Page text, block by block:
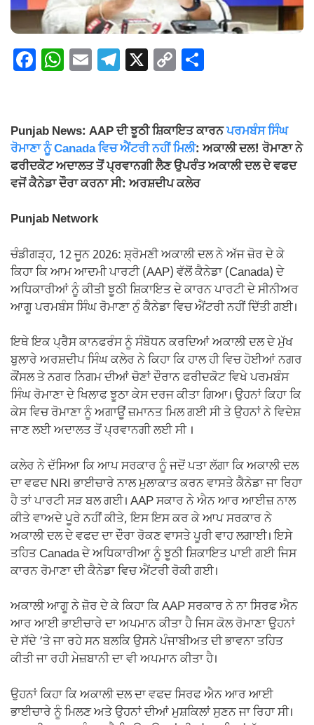
F
e
b
o
o
k
W
s
A
p
p
E T
gr
a
m
X C
y
Li
n
k
e
Punjab News: AAP ਦੀ ਝੂਠੀ ਸ਼ਿਕਾਇਤ ਕਾਰਨਪਰਮਬੰਸ ਸਿੰਘ
ਰੋਮਾਣਾ ਨੂੰ Canada ਵਿਚ ਐਂਟਰੀ ਨਹੀਂ ਮਿਲੀ: ਅਕਾਲੀ ਦਲ! ਰੋਮਾਣਾ ਨੇ
ਫਰੀਦਕੋਟ ਅਦਾਲਤ ਤੋਂ ਪ੍ਰਵਾਨਗੀ ਲੈਣ ਉਪਰੰਤ ਅਕਾਲੀ ਦਲ ਦੇ ਵਫਦ
ਵਜੋਂ ਕੈਨੇਡਾ ਦੌਰਾ ਕਰਨਾ ਸੀ: ਅਰਸ਼ਦੀਪ ਕਲੇਰ
Punjab Network
ਚੰਡੀਗੜ੍ਹ, 12 ਜੂਨ 2026: ਸ਼੍ਰੋਮਣੀ ਅਕਾਲੀ ਦਲ ਨੇ ਅੱਜ ਜ਼ੋਰ ਦੇ ਕੇ
ਕਿਹਾ ਕਿ ਆਮ ਆਦਮੀ ਪਾਰਟੀ (AAP) ਵੱਲੋਂ ਕੈਨੇਡਾ (Canada) ਦੇ
ਅਧਿਕਾਰੀਆਂ ਨੂੰ ਕੀਤੀ ਝੂਠੀ ਸ਼ਿਕਾਇਤ ਦੇ ਕਾਰਨ ਪਾਰਟੀ ਦੇ ਸੀਨੀਅਰ
ਆਗੂ ਪਰਮਬੰਸ ਸਿੰਘ ਰੋਮਾਣਾ ਨੁੰ ਕੈਨੇਡਾ ਵਿਚ ਐਂਟਰੀ ਨਹੀਂ ਦਿੱਤੀ ਗਈ।
ਇਥੇ ਇਕ ਪ੍ਰੈਸ ਕਾਨਫਰੰਸ ਨੂੰ ਸੰਬੋਧਨ ਕਰਦਿਆਂ ਅਕਾਲੀ ਦਲ ਦੇ ਮੁੱਖ
ਬੁਲਾਰੇ ਅਰਸ਼ਦੀਪ ਸਿੰਘ ਕਲੇਰ ਨੇ ਕਿਹਾ ਕਿ ਹਾਲ ਹੀ ਵਿਚ ਹੋਈਆਂ ਨਗਰ
ਕੌਂਸਲ ਤੇ ਨਗਰ ਨਿਗਮ ਦੀਆਂ ਚੋਣਾਂ ਦੌਰਾਨ ਫਰੀਦਕੋਟ ਵਿਖੇ ਪਰਮਬੰਸ
ਸਿੰਘ ਰੋਮਾਣਾ ਦੇ ਖਿਲਾਫ ਝੂਠਾ ਕੇਸ ਦਰਜ ਕੀਤਾ ਗਿਆ। ਉਹਨਾਂ ਕਿਹਾ ਕਿ
ਕੇਸ ਵਿਚ ਰੋਮਾਣਾ ਨੂੰ ਅਗਾਊਂ ਜ਼ਮਾਨਤ ਮਿਲ ਗਈ ਸੀ ਤੇ ਉਹਨਾਂ ਨੇ ਵਿਦੇਸ਼
ਜਾਣ ਲਈ ਅਦਾਲਤ ਤੋਂ ਪ੍ਰਵਾਨਗੀ ਲਈ ਸੀ ।
ਕਲੇਰ ਨੇ ਦੱਸਿਆ ਕਿ ਆਪ ਸਰਕਾਰ ਨੂੰ ਜਦੋਂ ਪਤਾ ਲੱਗਾ ਕਿ ਅਕਾਲੀ ਦਲ
ਦਾ ਵਫਦ NRI ਭਾਈਚਾਰੇ ਨਾਲ ਮੁਲਾਕਾਤ ਕਰਨ ਵਾਸਤੇ ਕੈਨੇਡਾ ਜਾ ਰਿਹਾ
ਹੈ ਤਾਂ ਪਾਰਟੀ ਸੜ ਬਲ ਗਈ। AAP ਸਕਾਰ ਨੇ ਐਨ ਆਰ ਆਈਜ਼ ਨਾਲ
ਕੀਤੇ ਵਾਅਦੇ ਪੂਰੇ ਨਹੀਂ ਕੀਤੇ, ਇਸ ਇਸ ਕਰ ਕੇ ਆਪ ਸਰਕਾਰ ਨੇ
ਅਕਾਲੀ ਦਲ ਦੇ ਵਫਦ ਦਾ ਦੌਰਾ ਰੋਕਣ ਵਾਸਤੇ ਪੂਰੀ ਵਾਹ ਲਗਾਈ। ਇਸੇ
ਤਹਿਤ Canada ਦੇ ਅਧਿਕਾਰੀਆ ਨੂੰ ਝੂਠੀ ਸ਼ਿਕਾਇਤ ਪਾਈ ਗਈ ਜਿਸ
ਕਾਰਨ ਰੋਮਾਣਾ ਦੀ ਕੈਨੇਡਾ ਵਿਚ ਐਂਟਰੀ ਰੋਕੀ ਗਈ।
ਅਕਾਲੀ ਆਗੂ ਨੇ ਜ਼ੋਰ ਦੇ ਕੇ ਕਿਹਾ ਕਿ AAP ਸਰਕਾਰ ਨੇ ਨਾ ਸਿਰਫ ਐਨ
ਆਰ ਆਈ ਭਾਈਚਾਰੇ ਦਾ ਅਪਮਾਨ ਕੀਤਾ ਹੈ ਜਿਸ ਕੋਲ ਰੋਮਾਣਾ ਉਹਨਾਂ
ਦੇ ਸੱਦੇ ’ਤੇ ਜਾ ਰਹੇ ਸਨ ਬਲਕਿ ਉਸਨੇ ਪੰਜਾਬੀਅਤ ਦੀ ਭਾਵਨਾ ਤਹਿਤ
ਕੀਤੀ ਜਾ ਰਹੀ ਮੇਜ਼ਬਾਨੀ ਦਾ ਵੀ ਅਪਮਾਨ ਕੀਤਾ ਹੈ।
ਉਹਨਾਂ ਕਿਹਾ ਕਿ ਅਕਾਲੀ ਦਲ ਦਾ ਵਫਦ ਸਿਰਫ ਐਨ ਆਰ ਆਈ
ਭਾਈਚਾਰੇ ਨੂੰ ਮਿਲਣ ਅਤੇ ਉਹਨਾਂ ਦੀਆਂ ਮੁਸ਼ਕਿਲਾਂ ਸੁਣਨ ਜਾ ਰਿਹਾ ਸੀ।